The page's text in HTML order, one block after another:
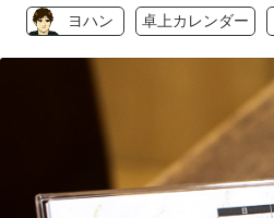
ヨハン 卓上カレンダー